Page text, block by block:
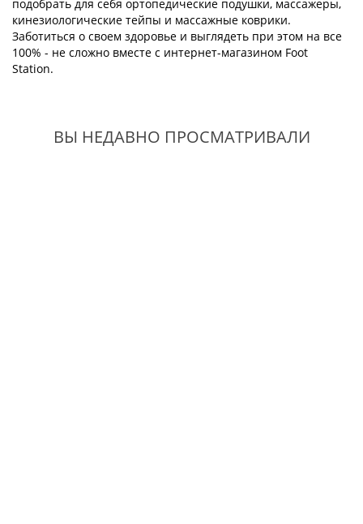
подобрать для себя ортопедические подушки, массажеры,
кинезиологические тейпы и массажные коврики.
Заботиться о своем здоровье и выглядеть при этом на все
100% - не сложно вместе с интернет-магазином Foot
Station.
ВЫ НЕДАВНО ПРОСМАТРИВАЛИ